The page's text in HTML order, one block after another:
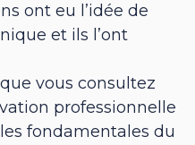
ont eu l’idée de
et ils l’ont
vous consultez
professionnelle
fondamentales du